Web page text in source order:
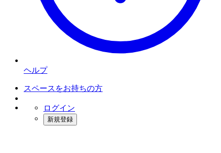
ヘルプ
スペースをお持ちの方
ログイン
新規登録